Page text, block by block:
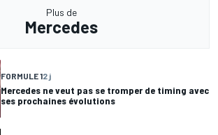
Plus de
Mercedes
FORMULE 12 j
Mercedes ne veut pas se tromper de timing avec
ses prochaines évolutions